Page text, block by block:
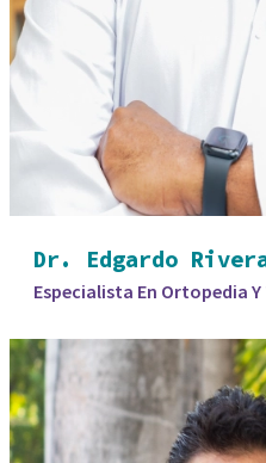
Dr. Edgardo
Especialista En Ortopedia